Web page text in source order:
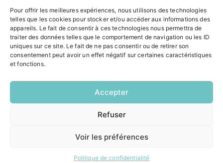
Pour offrir les meilleures expériences, nous utilisons des technologies
telles que les cookies pour stocker et/ou accéder aux informations des
appareils. Le fait de consentir à ces technologies nous permettra de
traiter des données telles que le comportement de navigation ou les ID
uniques sur ce site. Le fait de ne pas consentir ou de retirer son
consentement peut avoir un effet négatif sur certaines caractéristiques
et fonctions.
Accepter
Refuser
Voir les préférences
Politique de confidentialité
Contacter la mairie
Pôle santé
Le Saucatais
Formalités administratives
Restauration scolaire
Demander un composteur
INFORMATIONS LÉGALES